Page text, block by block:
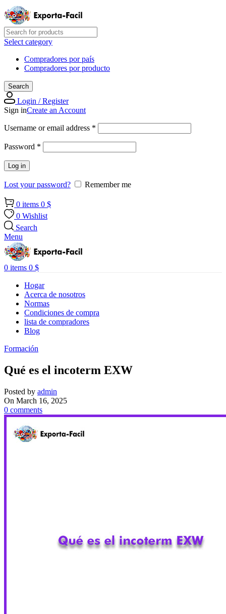
Select category
Compradores por país
Compradores por producto
Search
Login / Register
Sign inCreate an Account
Username or email address *
Password *
Log in
Lost your password? Remember me
0 items 0 $
0 Wishlist
Search
Menu
0 items 0 $
Hogar
Acerca de nosotros
Normas
Condiciones de compra
lista de compradores
Blog
Formación
Qué es el incoterm EXW
Posted by admin
On March 16, 2025
0 comments